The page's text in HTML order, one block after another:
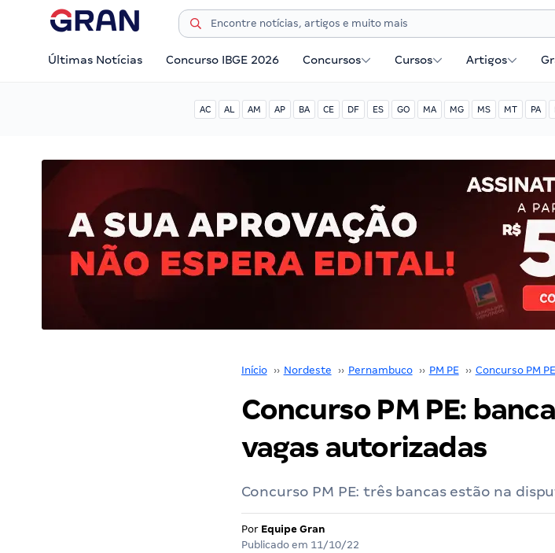
Últimas Notícias Concurso IBGE 2026 Concursos Cursos Artigos
AC AL AM AP BA CE DF ES GO MA MG MS MT PA
Início ›› Nordeste ›› Pernambuco ›› PM PE ›› Concurso PM PE
Concurso PM PE:
vagas autorizadas
Concurso PM PE: três bancas estão na
Por Equipe Gran
Publicado em 11/10/22